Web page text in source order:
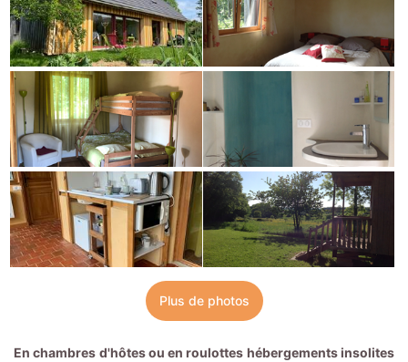
Plus de photos
En chambres d'hôtes ou en roulottes hébergements insolites